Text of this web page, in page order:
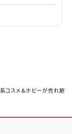
コスメ&ホビーが売れ筋